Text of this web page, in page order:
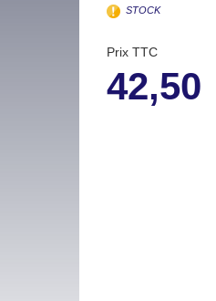
STOCK
Prix TTC
42,50